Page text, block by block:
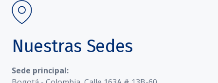
Nuestras Sedes
Sede principal: